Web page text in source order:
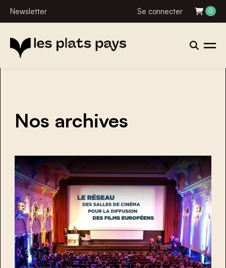
Newsletter Se connecter 0
Nos archives